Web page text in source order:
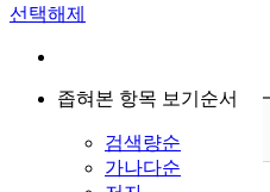
선택해제
좁혀본 항목 보기순서
검색량순
가나다순